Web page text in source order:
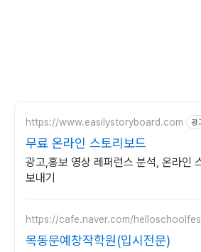
https://www.easilystoryboard.com 광
무료 온라인 스토리보드
광고,홍보 영상 레퍼런스 분석, 온라인
보내기
https://cafe.naver.com/
목동문예창작학원(입시전문)